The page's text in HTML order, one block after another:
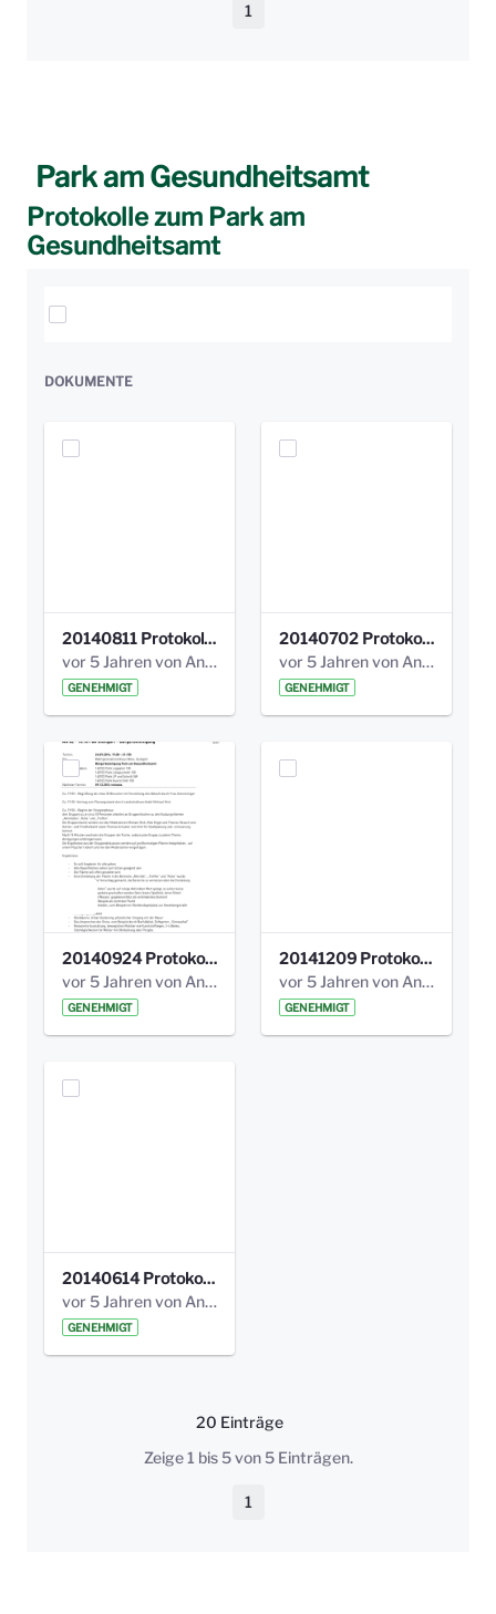
Seite
1
Park am Gesundheitsamt
Protokolle zum Park am
Gesundheitsamt
Elemente auswählen
DOKUMENTE
20140811 Protokoll Park am Gesundheitsamt 02.pdf
vor 5 Jahren von Anni Schlumberger
GENEHMIGT
20140702 Protokoll Park am Gesundheitsam 01.pdf
vor 5 Jahren von Anni Schlumberger
GENEHMIGT
20140924 Protokoll Park am Gesundheitsamt 03.pdf
vor 5 Jahren von Anni Schlumberger
GENEHMIGT
20141209 Protokoll Park am Gesundheitsamt 04.pdf
vor 5 Jahren von Anni Schlumberger
GENEHMIGT
20140614 Protokoll Park Am Gesundheitsamt 00.pdf
vor 5 Jahren von Anni Schlumberger
GENEHMIGT
20 Einträge
Pro Seite
Zeige 1 bis 5 von 5 Einträgen.
Seite
1